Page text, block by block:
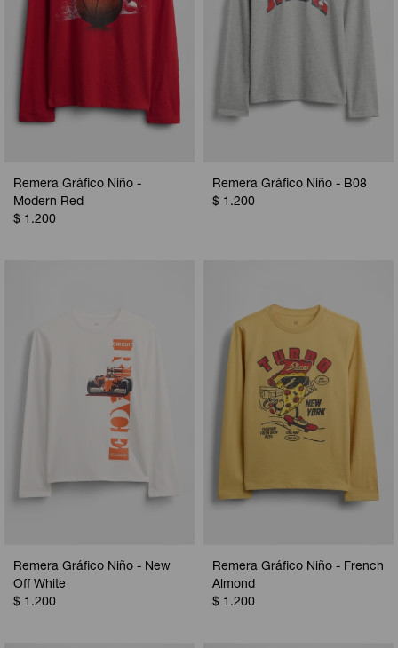
Remera Gráfico Niño -
Modern Red
$ 1.200
Remera Gráfico Niño - B08
$ 1.200
Remera Gráfico Niño - New
Off White
$ 1.200
Remera Gráfico Niño - French
Almond
$ 1.200